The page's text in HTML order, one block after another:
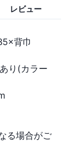
レビュー
背巾
り(カラー
る場合がご